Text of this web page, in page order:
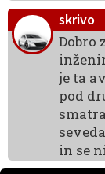
skrivo
Dobro
je ta
pod
in se